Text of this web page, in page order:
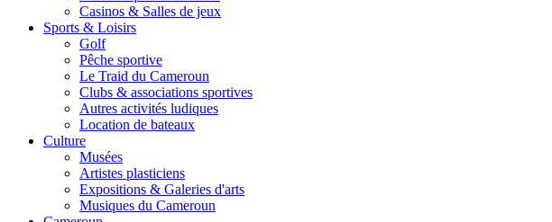
Casinos & Salles de jeux
Sports & Loisirs
Golf
Pêche sportive
Le Traid du Cameroun
Clubs & associations sportives
Autres activités ludiques
Location de bateaux
Culture
Musées
Artistes plasticiens
Expositions & Galeries d'arts
Musiques du Cameroun